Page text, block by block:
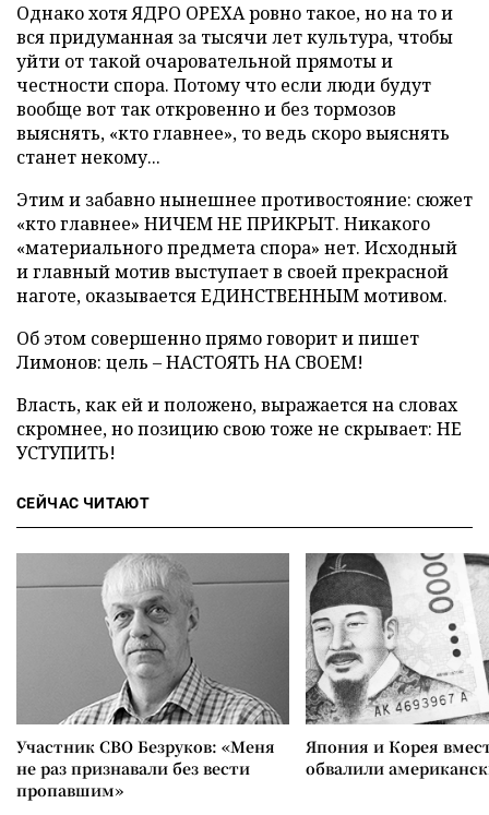
Однако хотя ЯДРО ОРЕХА ровно такое, но на то и
вся придуманная за тысячи лет культура, чтобы
уйти от такой очаровательной прямоты и
честности спора. Потому что если люди будут
вообще вот так откровенно и без тормозов
выяснять, «кто главнее», то ведь скоро выяснять
станет некому...
Этим и забавно нынешнее противостояние: сюжет
«кто главнее» НИЧЕМ НЕ ПРИКРЫТ. Никакого
«материального предмета спора» нет. Исходный
и главный мотив выступает в своей прекрасной
наготе, оказывается ЕДИНСТВЕННЫМ мотивом.
Об этом совершенно прямо говорит и пишет
Лимонов: цель – НАСТОЯТЬ НА СВОЕМ!
Власть, как ей и положено, выражается на словах
скромнее, но позицию свою тоже не скрывает: НЕ
УСТУПИТЬ!
СЕЙЧАС ЧИТАЮТ
Участник СВО Безруков: «Меня
не раз признавали без вести
пропавшим»
Япония и Корея
обвалили